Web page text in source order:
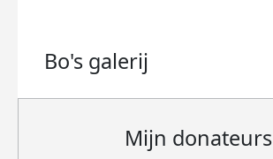
Bo's galerij
Mijn donateurs